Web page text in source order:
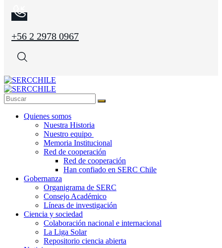
+56 2 2978 0967
Quienes somos
Nuestra Historia
Nuestro equipo
Memoria Institucional
Red de cooperación
Red de cooperación
Han confiado en SERC Chile
Gobernanza
Organigrama de SERC
Consejo Académico
Líneas de investigación
Ciencia y sociedad
Colaboración nacional e internacional
La Liga Solar
Repositorio ciencia abierta